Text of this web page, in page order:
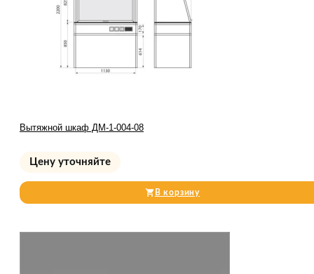
Вытяжной шкаф ДМ-1-004-08
Цену уточняйте
В корзину